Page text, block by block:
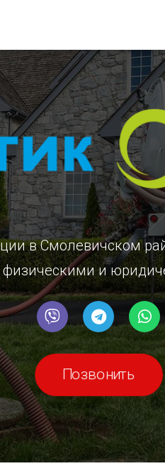
в Смолевичском
физическими и
Позвонить